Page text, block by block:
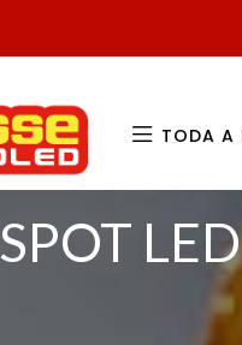
TODA A
SPOT